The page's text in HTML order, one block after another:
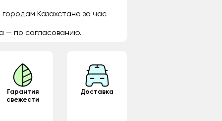
Казахстана за час
— по согласованию.
Гарантия
свежести
Доставка